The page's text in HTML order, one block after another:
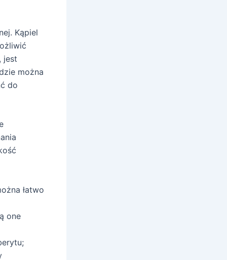
Kąpiel
jest
można
do
łatwo
one